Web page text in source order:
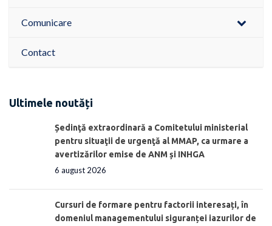
Comunicare
Contact
Ultimele noutăți
Ședinţă extraordinară a Comitetului ministerial
pentru situaţii de urgenţă al MMAP, ca urmare a
avertizărilor emise de ANM și INHGA
6 august 2026
Cursuri de formare pentru factorii interesați, în
domeniul managementului siguranței iazurilor de